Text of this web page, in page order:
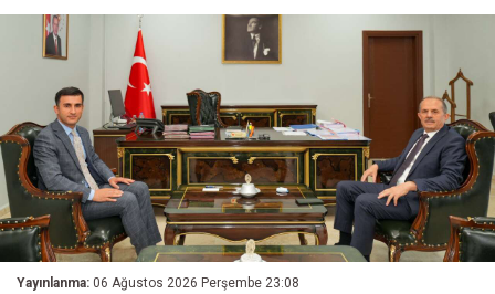
Yayınlanma: 06 Ağustos 2026 Perşembe 23:08